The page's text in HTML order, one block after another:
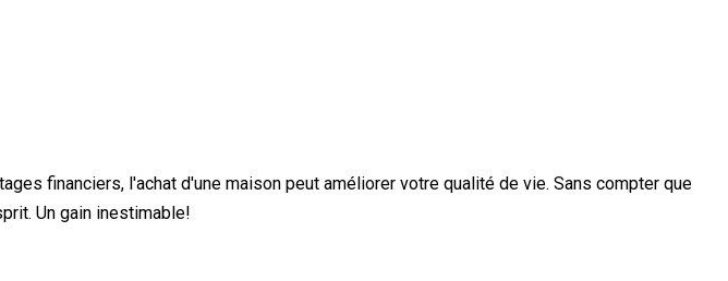
financiers, l'achat d'une maison peut améliorer votre qualité de vie. Sans compter que
Un gain inestimable!